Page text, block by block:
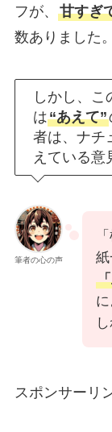
フが、 甘すぎ
数ありました。
しかし、こ
は“あえて”
者は、ナチ
えている意
筆者の心の声
スポンサーリ